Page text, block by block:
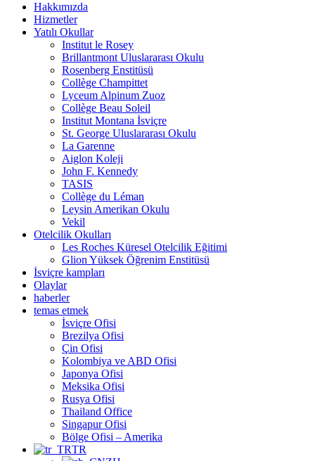
Hakkımızda
Hizmetler
Yatılı Okullar
Institut le Rosey
Brillantmont Uluslararası Okulu
Rosenberg Enstitüsü
Collège Champittet
Lyceum Alpinum Zuoz
Collège Beau Soleil
Institut Montana İsviçre
St. George Uluslararası Okulu
La Garenne
Aiglon Koleji
John F. Kennedy
TASIS
Collège du Léman
Leysin Amerikan Okulu
Vekil
Otelcilik Okulları
Les Roches Küresel Otelcilik Eğitimi
Glion Yüksek Öğrenim Enstitüsü
İsviçre kampları
Olaylar
haberler
temas etmek
İsviçre Ofisi
Brezilya Ofisi
Çin Ofisi
Kolombiya ve ABD Ofisi
Japonya Ofisi
Meksika Ofisi
Rusya Ofisi
Thailand Office
Singapur Ofisi
Bölge Ofisi – Amerika
TR